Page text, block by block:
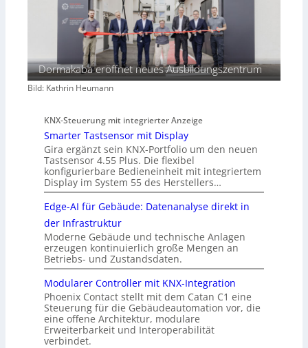
Dormakaba eröffnet neues Ausbildungszentrum
Bild: Kathrin Heumann
KNX-Steuerung mit integrierter Anzeige
Smarter Tastsensor mit Display
Gira ergänzt sein KNX-Portfolio um den neuen
Tastsensor 4.55 Plus. Die flexibel
konfigurierbare Bedieneinheit mit integriertem
Display im System 55 des Herstellers…
Edge-AI für Gebäude: Datenanalyse direkt in
der Infrastruktur
Moderne Gebäude und technische Anlagen
erzeugen kontinuierlich große Mengen an
Betriebs- und Zustandsdaten.
Modularer Controller mit KNX-Integration
Phoenix Contact stellt mit dem Catan C1 eine
Steuerung für die Gebäudeautomation vor, die
eine offene Architektur, modulare
Erweiterbarkeit und Interoperabilität
verbindet.